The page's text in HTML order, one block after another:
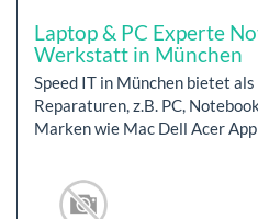
Laptop & PC Experte
Werkstatt in München
Speed IT in München bietet
Reparaturen, z.B. PC,
Marken wie Mac Dell Acer